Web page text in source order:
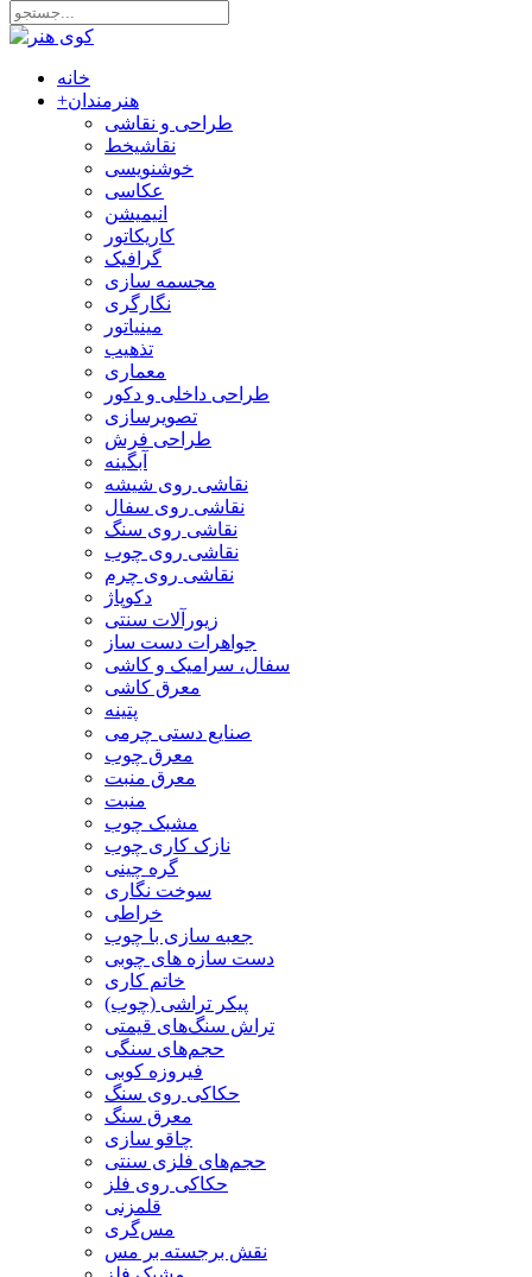
خانه
+هنرمندان
طراحی و نقاشی
نقاشیخط
خوشنویسی
عکاسی
انیمیشن
کاریکاتور
گرافیک
مجسمه سازی
نگارگری
مینیاتور
تذهیب
معماری
طراحی داخلی و دکور
تصویرسازی
طراحی فرش
آبگینه
نقاشی روی شیشه
نقاشی روی سفال
نقاشی روی سنگ
نقاشی روی چوب
نقاشی روی چرم
دکوپاژ
زیورآلات سنتی
جواهرات دست ساز
سفال، سرامیک و کاشی
معرق کاشی
پتینه
صنایع دستی چرمی
معرق چوب
معرق منبت
منبت
مشبک چوب
نازک کاری چوب
گره چینی
سوخت نگاری
خراطی
جعبه سازی با چوب
دست سازه های چوبی
خاتم کاری
پیکر تراشی (چوب)
تراش سنگ‌های قیمتی
حجم‌های سنگی
فیروزه کوبی
حکاکی روی سنگ
معرق سنگ
چاقو سازی
حجم‌های فلزی سنتی
حکاکی روی فلز
قلمزنی
مس‌گری
نقش برجسته بر مس